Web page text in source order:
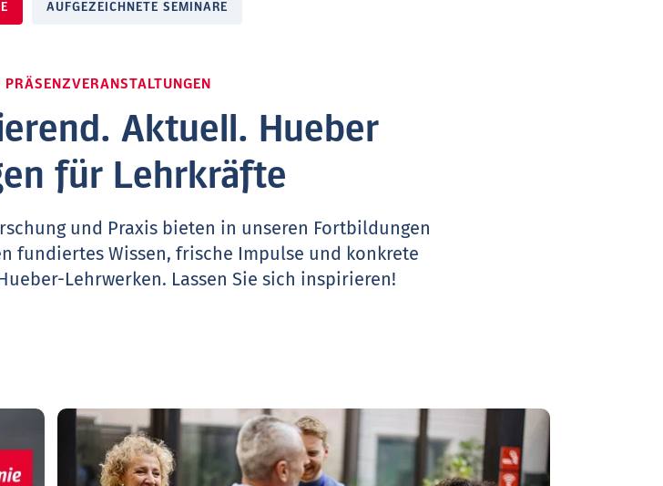
AUFGEZEICHNETE SEMINARE
Aktuell. Hueber
für Lehrkräfte
und Praxis bieten in unseren Fortbildungen
fundiertes Wissen, frische Impulse und konkrete
Lehrwerken. Lassen Sie sich inspirieren!